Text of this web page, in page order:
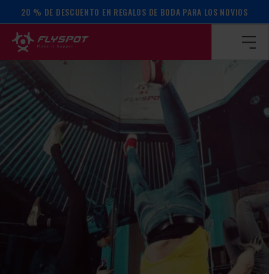
20 % DE DESCUENTO EN REGALOS DE BODA PARA LOS NOVIOS
Página de inicio / Calendario de actos / TALLER DE